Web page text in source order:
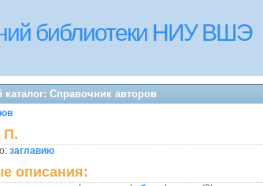
библиотеки НИУ ВШЭ
Справочник авторов
П.
заглавию
описания: